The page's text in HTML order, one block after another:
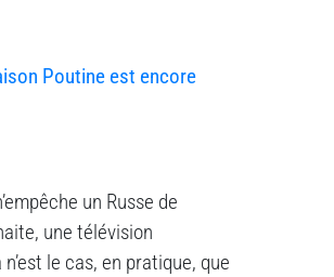
Poutine est encore
un Russe de
une télévision
le cas, en pratique, que